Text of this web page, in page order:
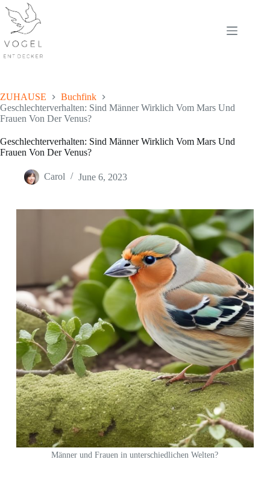
content
ZUHAUSE
Buchfink
Geschlechterverhalten: Sind Männer Wirklich Vom Mars Und
Frauen Von Der Venus?
Geschlechterverhalten: Sind Männer Wirklich Vom Mars Und
Frauen Von Der Venus?
Carol June 6, 2023
Männer und Frauen in unterschiedlichen Welten?